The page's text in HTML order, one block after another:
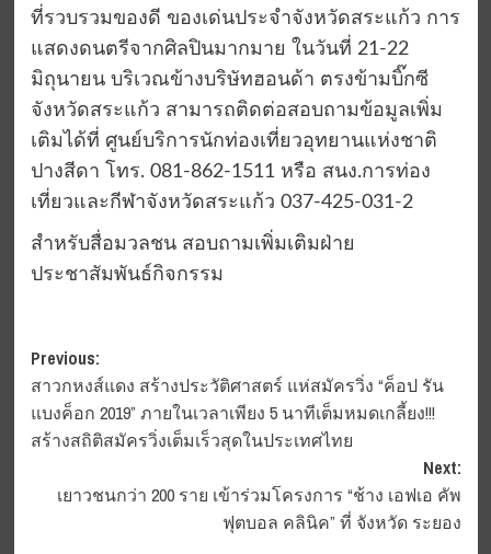
ที่รวบรวมของดี ของเด่นประจำจังหวัดสระแก้ว การ
แสดงดนตรีจากศิลปินมากมาย ในวันที่ 21-22
มิถุนายน บริเวณข้างบริษัทฮอนด้า ตรงข้ามบิ๊กซี
จังหวัดสระแก้ว สามารถติดต่อสอบถามข้อมูลเพิ่ม
เติมได้ที่ ศูนย์บริการนักท่องเที่ยวอุทยานแห่งชาติ
ปางสีดา โทร. 081-862-1511 หรือ สนง.การท่อง
เที่ยวและกีฬาจังหวัดสระแก้ว 037-425-031-2
สำหรับสื่อมวลชน สอบถามเพิ่มเติมฝ่าย
ประชาสัมพันธ์กิจกรรม
Post
navigation
Previous:
สาวกหงส์แดง สร้างประวัติศาสตร์ แห่สมัครวิ่ง “ค็อป รัน
แบงค็อก 2019” ภายในเวลาเพียง 5 นาทีเต็มหมดเกลี้ยง!!!
สร้างสถิติสมัครวิ่งเต็มเร็วสุดในประเทศไทย
Next:
เยาวชนกว่า 200 ราย เข้าร่วมโครงการ “ช้าง เอฟเอ คัพ
ฟุตบอล คลินิค” ที่ จังหวัด ระยอง